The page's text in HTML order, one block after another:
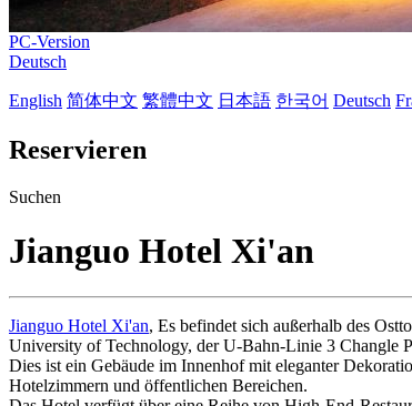
PC-Version
Deutsch
English 简体中文 繁體中文 日本語 한국어 Deutsch
Reservieren
Suchen
Jianguo Hotel Xi'an
Jianguo Hotel Xi'an, Es befindet sich außerhalb des
University of Technology, der U-Bahn-Linie 3 Changle
Dies ist ein Gebäude im Innenhof mit eleganter
Hotelzimmern und öffentlichen Bereichen.